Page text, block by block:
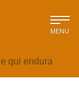
MENU
qui endura